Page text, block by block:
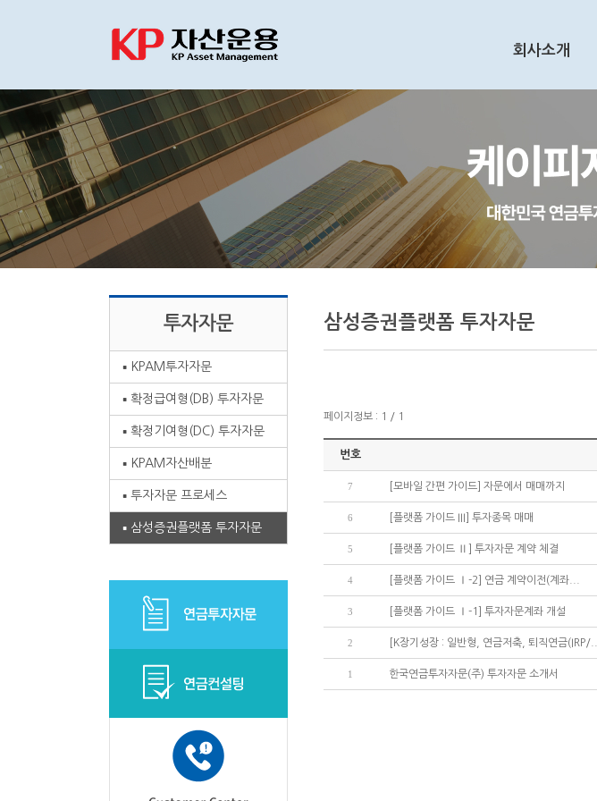
회사소개
KPAM투자자문
확정급여형(DB) 투자자문
확정기여형(DC) 투자자문
KPAM자산배분
투자자문 프로세스
삼성증권플랫폼 투자자문
삼성증권플랫폼 투자자문
페이지정보 : 1 / 1
번호
7 [모바일 간편 가이드] 자문에서 매매까지
6 [플랫폼 가이드 III] 투자종목 매매
5 [플랫폼 가이드 Ⅱ] 투자자문 계약 체결
4 [플랫폼 가이드 Ⅰ-2] 연금 계약이전(계좌...
3 [플랫폼 가이드 Ⅰ-1] 투자자문계좌 개설
2 [K장기성장 : 일반형, 연금저축, 퇴직연금(IRP/...
1 한국연금투자자문(주) 투자자문 소개서